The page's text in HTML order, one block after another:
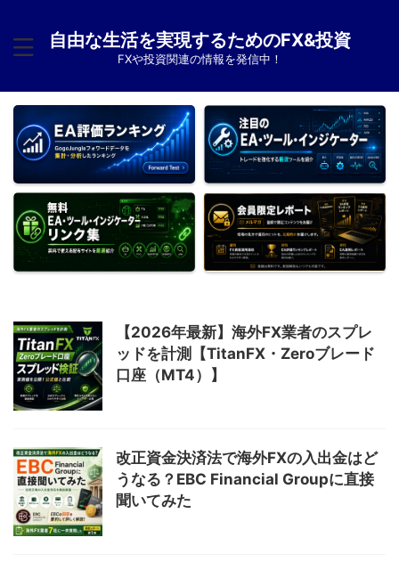
自由な生活を実現するためのFX&投資
FXや投資関連の情報を発信中！
【2026年最新】海外FX業者のスプレ
ッドを計測【TitanFX・Zeroブレード
口座（MT4）】
改正資金決済法で海外FXの入出金はど
うなる？EBC Financial Groupに直接
聞いてみた